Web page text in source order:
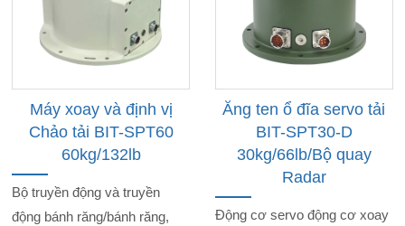
Máy xoay và định vị
Chảo tải BIT-SPT60
60kg/132lb
Bộ truyền động và truyền
động bánh răng/bánh răng,
Ăng ten ổ đĩa servo tải
BIT-SPT30-D
30kg/66lb/Bộ quay
Radar
Động cơ servo động cơ xoay